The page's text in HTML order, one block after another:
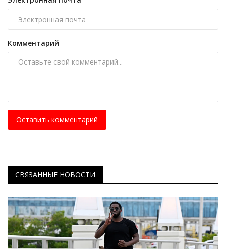
Комментарий
Оставить комментарий
СВЯЗАННЫЕ НОВОСТИ